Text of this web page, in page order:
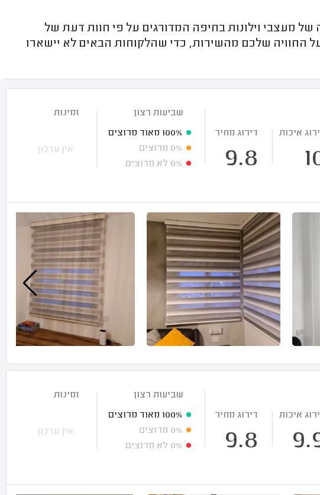
מעצבי וילונות בחיפה המדורגים על פי חוות דעת של
החוויה שלכם מהשירות, כדי שהלקוחות הבאים לא יישארו
איכות דירוג מחיר
9.8
שביעות רצון
100% מאוד מרוצים
0% מרוצים
0% לא מרוצים
זמינות
אין עדכון
איכות דירוג מחיר
9.8
שביעות רצון
100% מאוד מרוצים
0% מרוצים
0% לא מרוצים
זמינות
אין עדכון